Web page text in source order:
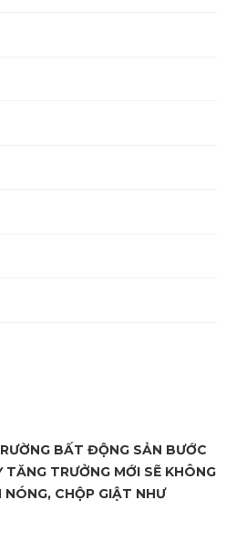
BẤT ĐỘNG SẢN BƯỚC
TĂNG TRƯỞNG MỚI SẼ KHÔNG
NÓNG, CHỘP GIẬT NHƯ